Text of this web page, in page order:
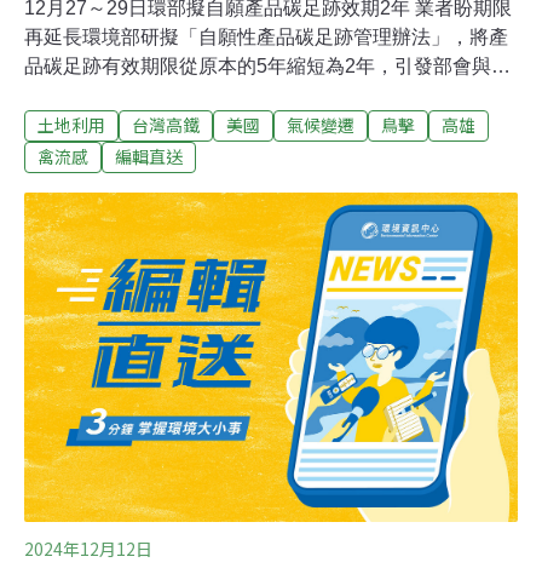
12月27～29日環部擬自願產品碳足跡效期2年 業者盼期限
再延長環境部研擬「自願性產品碳足跡管理辦法」，將產
品碳足跡有效期限從原本的5年縮短為2年，引發部會與業
期限可能降低減碳意願。環境部副署長黃偉鳴回應，制度
需改革，縮短期限可反映最新碳排放數據，提升競爭力。
元，環境部表示已有業者違規，將接到處分。（中央社報
導）老舊車輛汰換電動車空污補助 延長至2026年底環境部
延長老舊車輛汰舊換電動車空氣污染物減量補助期間，由
原訂今（2024）年底截止，延至2026年底；另新增跨車種
汰換，如機車車主汰換電動汽車也可申請，補助金額以汰
換車種計算。（中央社報導）
土地利用 台灣高鐵 美國 氣候變遷 鳥擊
高雄
禽流感
編輯直送
2024年12月12日